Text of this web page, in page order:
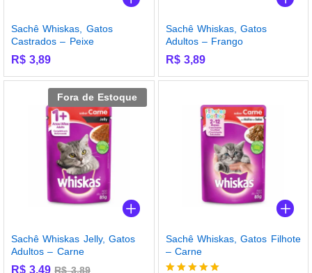
Sachê Whiskas, Gatos
Castrados – Peixe
R$ 3,89
Sachê Whiskas, Gatos
Adultos – Frango
R$3,89
Fora de Estoque
Sachê Whiskas Jelly, Gatos
Adultos – Carne
R$ 3,49 R$3,89
Sachê Whiskas, Gatos Filhote
– Carne